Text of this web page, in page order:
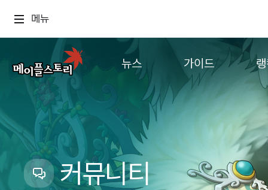
메뉴
뉴스
업데이트
이벤트
캐시샵 공지
메이플 알림판
with maple
가이드
추가정보
컨텐
커뮤니티